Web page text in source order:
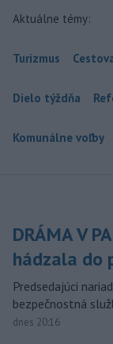
Aktuálne témy:
Turizmus
Dielo týždňa
Komunálne voľby
DRÁMA V
hádzala do
Predsedajúci
bezpečnostná
dnes 20:16